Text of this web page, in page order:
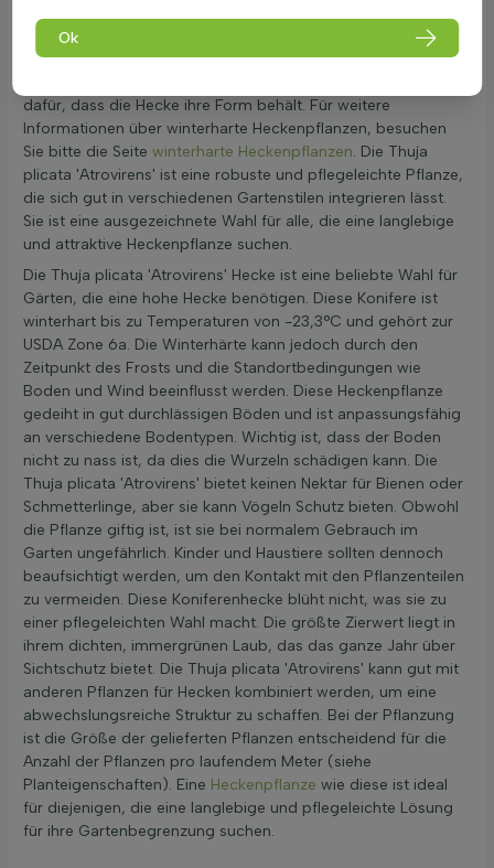
Hecke. Die
wird schnell sichtdicht, was sie
zu einer ausgezeichneten Wahl für den Sichtschutz im Garten
dafür, dass die Hecke ihre Form behält. Für weitere
Informationen über winterharte Heckenpflanzen, besuchen
Sie bitte die Seite winterharte Heckenpflanzen. Die Thuja
plicata 'Atrovirens' ist eine robuste und pflegeleichte Pflanze,
die sich gut in verschiedenen Gartenstilen integrieren lässt.
Sie ist eine ausgezeichnete Wahl für alle, die eine langlebige
und attraktive Heckenpflanze suchen.
Die Thuja plicata 'Atrovirens' Hecke ist eine beliebte Wahl für
Gärten, die eine hohe Hecke benötigen. Diese Konifere ist
winterhart bis zu Temperaturen von -23,3°C und gehört zur
USDA Zone 6a. Die Winterhärte kann jedoch durch den
Zeitpunkt des Frosts und die Standortbedingungen wie
Boden und Wind beeinflusst werden. Diese Heckenpflanze
gedeiht in gut durchlässigen Böden und ist anpassungsfähig
an verschiedene Bodentypen. Wichtig ist, dass der Boden
nicht zu nass ist, da dies die Wurzeln schädigen kann. Die
Thuja plicata 'Atrovirens' bietet keinen Nektar für Bienen oder
Schmetterlinge, aber sie kann Vögeln Schutz bieten. Obwohl
die Pflanze giftig ist, ist sie bei normalem Gebrauch im
Garten ungefährlich. Kinder und Haustiere sollten dennoch
beaufsichtigt werden, um den Kontakt mit den Pflanzenteilen
zu vermeiden. Diese Koniferenhecke blüht nicht, was sie zu
einer pflegeleichten Wahl macht. Die größte Zierwert liegt in
ihrem dichten, immergrünen Laub, das das ganze Jahr über
Sichtschutz bietet. Die Thuja plicata 'Atrovirens' kann gut mit
anderen Pflanzen für Hecken kombiniert werden, um eine
abwechslungsreiche Struktur zu schaffen. Bei der Pflanzung
ist die Größe der gelieferten Pflanzen entscheidend für die
Anzahl der Pflanzen pro laufendem Meter (siehe
Planteigenschaften). Eine Heckenpflanze wie diese ist ideal
für diejenigen, die eine langlebige und pflegeleichte Lösung
für ihre Gartenbegrenzung suchen.
Ok